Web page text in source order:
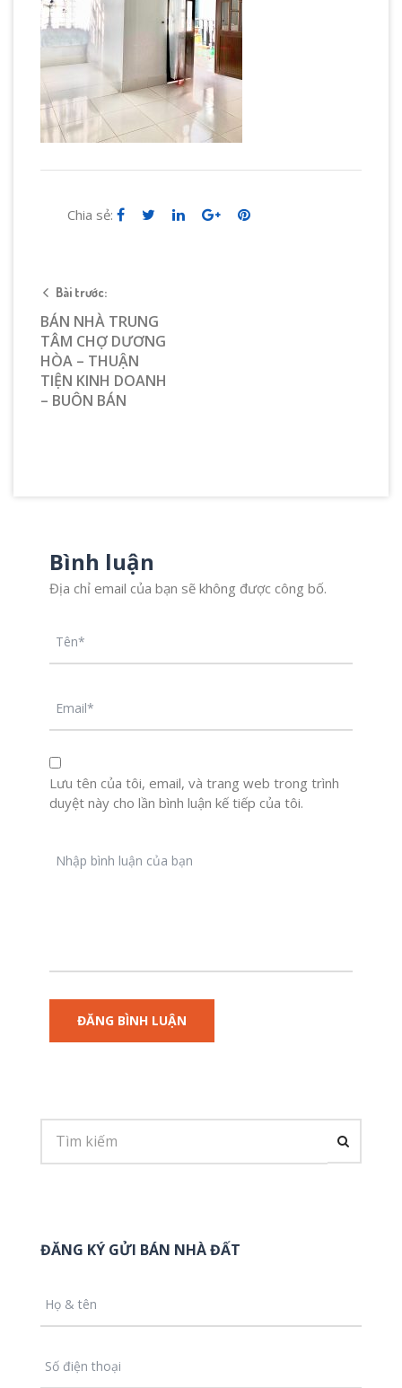
Chia sẻ:
Bài trước:
BÁN NHÀ TRUNG
TÂM CHỢ DƯƠNG
HÒA – THUẬN
TIỆN KINH DOANH
– BUÔN BÁN
Bình luận
Địa chỉ email của bạn sẽ không được công bố.
Lưu tên của tôi, email, và trang web trong trình
duyệt này cho lần bình luận kế tiếp của tôi.
ĐĂNG KÝ GỬI BÁN NHÀ ĐẤT